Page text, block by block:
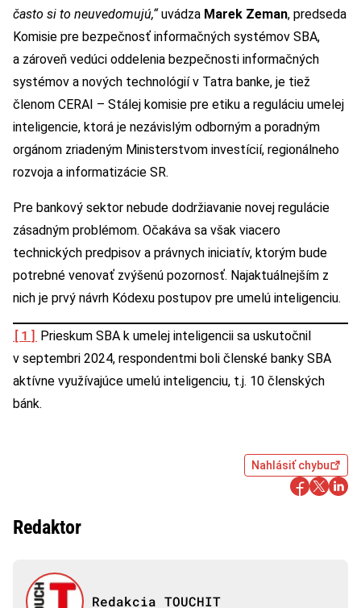
často si to neuvedomujú,“uvádza Marek Zeman, predseda
Komisie pre bezpečnosť informačných systémov SBA,
a zároveň vedúci oddelenia bezpečnosti informačných
systémov a nových technológií v Tatra banke, je tiež
členom CERAI – Stálej komisie pre etiku a reguláciu umelej
inteligencie, ktorá je nezávislým odborným a poradným
orgánom zriadeným Ministerstvom investícií, regionálneho
rozvoja a informatizácie SR.
Pre bankový sektor nebude dodržiavanie novej regulácie
zásadným problémom. Očakáva sa však viacero
technických predpisov a právnych iniciatív, ktorým bude
potrebné venovať zvýšenú pozornosť. Najaktuálnejším z
nich je prvý návrh Kódexu postupov pre umelú inteligenciu.
[1] Prieskum SBA k umelej inteligencii sa uskutočnil
v septembri 2024, respondentmi boli členské banky SBA
aktívne využívajúce umelú inteligenciu, t.j. 10 členských
bánk.
Nahlásiť chybu
Redaktor
Redakcia TOUCHIT